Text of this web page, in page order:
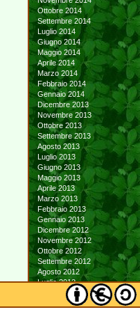
Ottobre 2014
Settembre 2014
Luglio 2014
Giugno 2014
Maggio 2014
Aprile 2014
Marzo 2014
Febbraio 2014
Gennaio 2014
Dicembre 2013
Novembre 2013
Ottobre 2013
Settembre 2013
Agosto 2013
Luglio 2013
Giugno 2013
Maggio 2013
Aprile 2013
Marzo 2013
Febbraio 2013
Gennaio 2013
Dicembre 2012
Novembre 2012
Ottobre 2012
Settembre 2012
Agosto 2012
Luglio 2012
Giugno 2012
Maggio 2012